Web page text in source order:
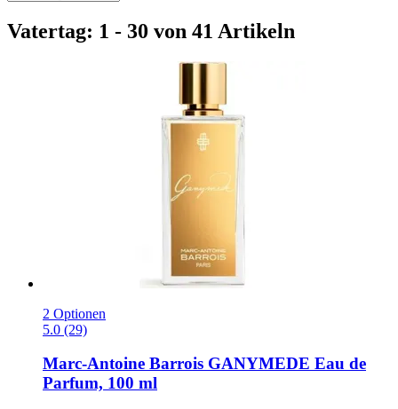
Vatertag: 1 - 30 von 41 Artikeln
2 Optionen
5.0 (29)
Marc-Antoine Barrois GANYMEDE Eau de
Parfum, 100 ml